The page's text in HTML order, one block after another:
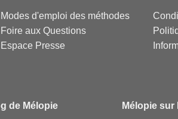
Modes d'emploi des méthodes
Foire aux Questions
Espace Presse
de Mélopie Mélopie